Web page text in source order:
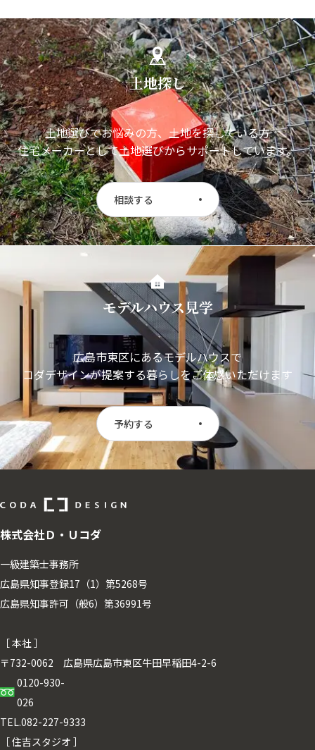
土地探し
土地選びでお悩みの方、土地を探している方
住宅メーカーとして土地選びからサポートしています。
相談する
モデルハウス見学
広島市東区にあるモデルハウスで
コダデザインが提案する暮らしをご体感いただけます
予約する
株式会社Ｄ・Ｕコダ
一級建築士事務所
広島県知事登録17（1）第5268号
広島県知事許可（般6）第36991号
［ 本社 ］
〒732-0062 広島県広島市東区牛田早稲田4-2-6
0120-930-
026
TEL.082-227-9333
［ 住吉スタジオ ］